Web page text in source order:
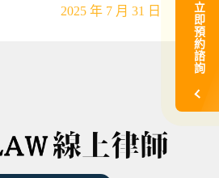
立
即
預
約
諮
詢
2025 年 7 月 31 日